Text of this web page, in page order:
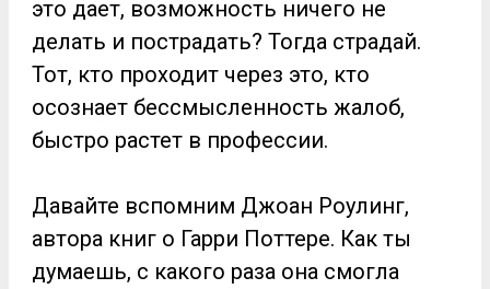
это дает, возможность ничего не
делать и пострадать? Тогда страдай.
Тот, кто проходит через это, кто
осознает бессмысленность жалоб,
быстро растет в профессии.
Давайте вспомним Джоан Роулинг,
автора книг о Гарри Поттере. Как ты
думаешь, с какого раза она смогла